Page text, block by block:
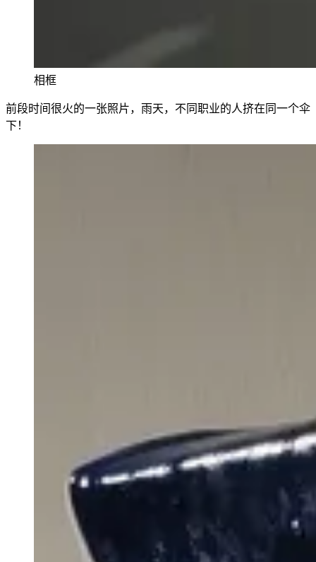
相框
前段时间很火的一张照片，雨天，不同职业的人挤在同一个伞
下！